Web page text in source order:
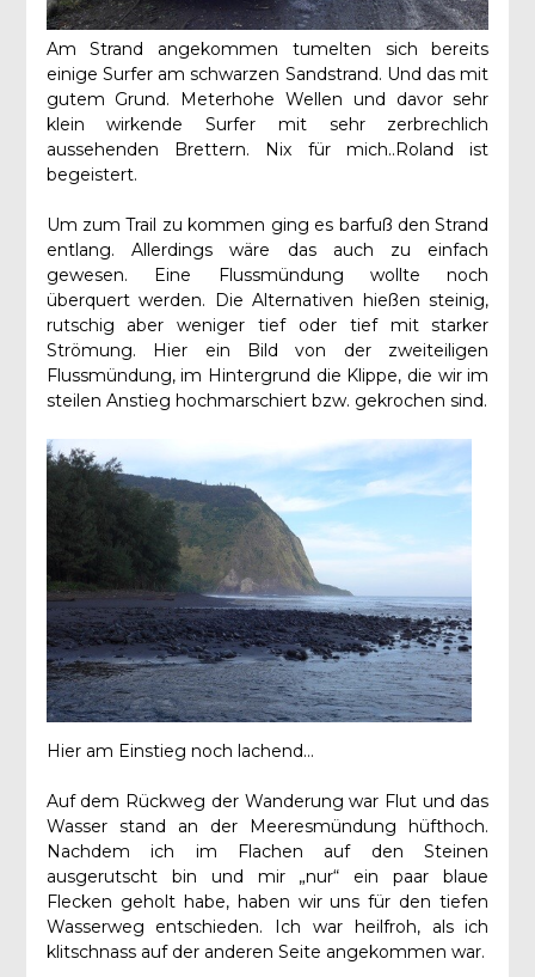
Am Strand angekommen tumelten sich bereits
einige Surfer am schwarzen Sandstrand. Und das mit
gutem Grund. Meterhohe Wellen und davor sehr
klein wirkende Surfer mit sehr zerbrechlich
aussehenden Brettern. Nix für mich..Roland ist
begeistert.
Um zum Trail zu kommen ging es barfuß den Strand
entlang. Allerdings wäre das auch zu einfach
gewesen. Eine Flussmündung wollte noch
überquert werden. Die Alternativen hießen steinig,
rutschig aber weniger tief oder tief mit starker
Strömung. Hier ein Bild von der zweiteiligen
Flussmündung, im Hintergrund die Klippe, die wir im
steilen Anstieg hochmarschiert bzw. gekrochen sind.
Hier am Einstieg noch lachend…
Auf dem Rückweg der Wanderung war Flut und das
Wasser stand an der Meeresmündung hüfthoch.
Nachdem ich im Flachen auf den Steinen
ausgerutscht bin und mir „nur“ ein paar blaue
Flecken geholt habe, haben wir uns für den tiefen
Wasserweg entschieden. Ich war heilfroh, als ich
klitschnass auf der anderen Seite angekommen war.